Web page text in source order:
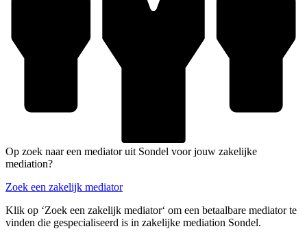
Op zoek naar een mediator uit Sondel voor jouw zakelijke
mediation?
Zoek een zakelijk mediator
Klik op ‘Zoek een zakelijk mediator‘ om een betaalbare mediator te
vinden die gespecialiseerd is in zakelijke mediation Sondel.